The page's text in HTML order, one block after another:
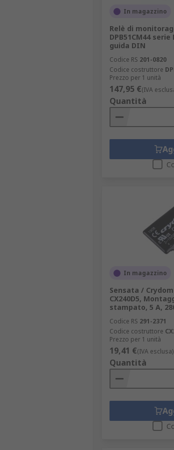
In magazzino
Relè di
DPB51CM44 serie
guida DIN
Codice RS 201-0820
Codice costruttore
Prezzo per 1 unità
147,95 €(IVA
Quantità
In magazzino
Sensata /
CX240D5,
stampato, 5 A,
Codice RS 291-2371
Codice costruttore
Prezzo per 1 unità
19,41 €(IVA esclusa)
Quantità